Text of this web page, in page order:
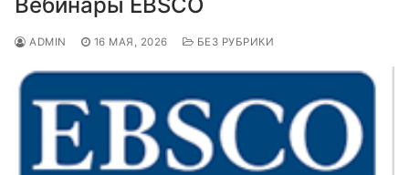
Вебинары EBSCO
ADMIN 16 МАЯ, 2026 БЕЗ РУБРИКИ